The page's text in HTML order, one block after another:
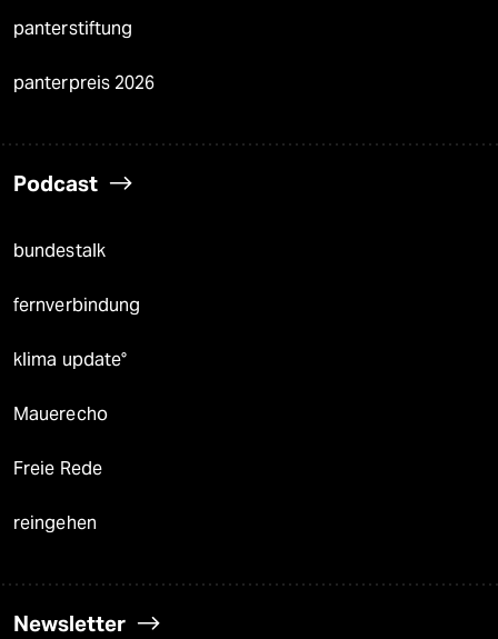
panterstiftung
panterpreis 2026
Podcast
bundestalk
fernverbindung
klima update°
Mauerecho
Freie Rede
reingehen
Newsletter